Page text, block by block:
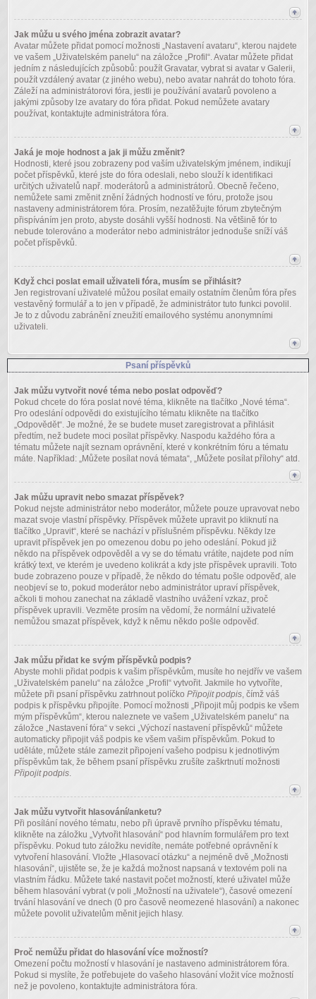
Jak můžu u svého jména zobrazit avatar?
Avatar můžete přidat pomocí možnosti „Nastavení avataru“, kterou najdete
ve vašem „Uživatelském panelu“ na záložce „Profil“. Avatar můžete přidat
jedním z následujících způsobů: použít Gravatar, vybrat si avatar v Galerii,
použít vzdálený avatar (z jiného webu), nebo avatar nahrát do tohoto fóra.
Záleží na administrátorovi fóra, jestli je používání avatarů povoleno a
jakými způsoby lze avatary do fóra přidat. Pokud nemůžete avatary
používat, kontaktujte administrátora fóra.
Jaká je moje hodnost a jak ji můžu změnit?
Hodnosti, které jsou zobrazeny pod vaším uživatelským jménem, indikují
počet příspěvků, které jste do fóra odeslali, nebo slouží k identifikaci
určitých uživatelů např. moderátorů a administrátorů. Obecně řečeno,
nemůžete sami změnit znění žádných hodností ve fóru, protože jsou
nastaveny administrátorem fóra. Prosím, nezatěžujte fórum zbytečným
přispíváním jen proto, abyste dosáhli vyšší hodnosti. Na většině fór to
nebude tolerováno a moderátor nebo administrátor jednoduše sníží váš
počet příspěvků.
Když chci poslat email uživateli fóra, musím se přihlásit?
Jen registrovaní uživatelé můžou posílat emaily ostatním členům fóra přes
vestavěný formulář a to jen v případě, že administrátor tuto funkci povolil.
Je to z důvodu zabránění zneužití emailového systému anonymními
uživateli.
Psaní příspěvků
Jak můžu vytvořit nové téma nebo poslat odpověď?
Pokud chcete do fóra poslat nové téma, klikněte na tlačítko „Nové téma“.
Pro odeslání odpovědi do existujícího tématu klikněte na tlačítko
„Odpovědět“. Je možné, že se budete muset zaregistrovat a přihlásit
předtím, než budete moci posílat příspěvky. Naspodu každého fóra a
tématu můžete najít seznam oprávnění, které v konkrétním fóru a tématu
máte. Například: „Můžete posílat nová témata“, „Můžete posílat přílohy“ atd.
Jak můžu upravit nebo smazat příspěvek?
Pokud nejste administrátor nebo moderátor, můžete pouze upravovat nebo
mazat svoje vlastní příspěvky. Příspěvek můžete upravit po kliknutí na
tlačítko „Upravit“, které se nachází v příslušném příspěvku. Někdy lze
upravit příspěvek jen po omezenou dobu po jeho odeslání. Pokud již
někdo na příspěvek odpověděl a vy se do tématu vrátíte, najdete pod ním
krátký text, ve kterém je uvedeno kolikrát a kdy jste příspěvek upravili. Toto
bude zobrazeno pouze v případě, že někdo do tématu pošle odpověď, ale
neobjeví se to, pokud moderátor nebo administrátor upraví příspěvek,
ačkoli ti mohou zanechat na základě vlastního uvážení vzkaz, proč
příspěvek upravili. Vezměte prosím na vědomí, že normální uživatelé
nemůžou smazat příspěvek, když k němu někdo pošle odpověď.
Jak můžu přidat ke svým příspěvků podpis?
Abyste mohli přidat podpis k vašim příspěvkům, musíte ho nejdřív ve vašem
„Uživatelském panelu“ na záložce „Profil“ vytvořit. Jakmile ho vytvoříte,
můžete při psaní příspěvku zatrhnout políčko Připojit podpis, čímž váš
podpis k příspěvku připojíte. Pomocí možnosti „Připojit můj podpis ke všem
mým příspěvkům“, kterou naleznete ve vašem „Uživatelském panelu“ na
záložce „Nastavení fóra“ v sekci „Výchozí nastavení příspěvků“ můžete
automaticky připojit váš podpis ke všem vašim příspěvkům. Pokud to
uděláte, můžete stále zamezit připojení vašeho podpisu k jednotlivým
příspěvkům tak, že během psaní příspěvku zrušíte zaškrtnutí možnosti
Připojit podpis.
Jak můžu vytvořit hlasování/anketu?
Při posílání nového tématu, nebo při úpravě prvního příspěvku tématu,
klikněte na záložku „Vytvořit hlasování“ pod hlavním formulářem pro text
příspěvku. Pokud tuto záložku nevidíte, nemáte potřebné oprávnění k
vytvoření hlasování. Vložte „Hlasovací otázku“ a nejméně dvě „Možnosti
hlasování“, ujistěte se, že je každá možnost napsaná v textovém poli na
vlastním řádku. Můžete také nastavit počet možností, které uživatel může
během hlasování vybrat (v poli „Možností na uživatele“), časové omezení
trvání hlasování ve dnech (0 pro časově neomezené hlasování) a nakonec
můžete povolit uživatelům měnit jejich hlasy.
Proč nemůžu přidat do hlasování více možností?
Omezení počtu možností v hlasování je nastaveno administrátorem fóra.
Pokud si myslíte, že potřebujete do vašeho hlasování vložit více možností
než je povoleno, kontaktujte administrátora fóra.